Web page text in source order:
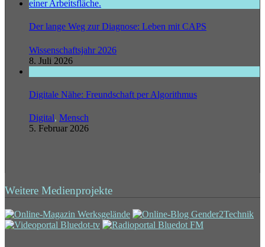
Der lange Weg zur Diagnose: Leben mit CAPS
Wissenschaftsjahr 2026
8. Juli 2026
Digitale Nähe: Freundschaft per Algorithmus
Digital, Mensch
5. Februar 2026
Weitere Medienprojekte